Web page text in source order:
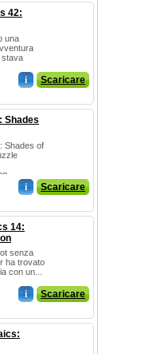
42:
una
stava
i Scaricare
Shades
Shades of
i Scaricare
14:
senza
ha trovato
con un...
i Scaricare